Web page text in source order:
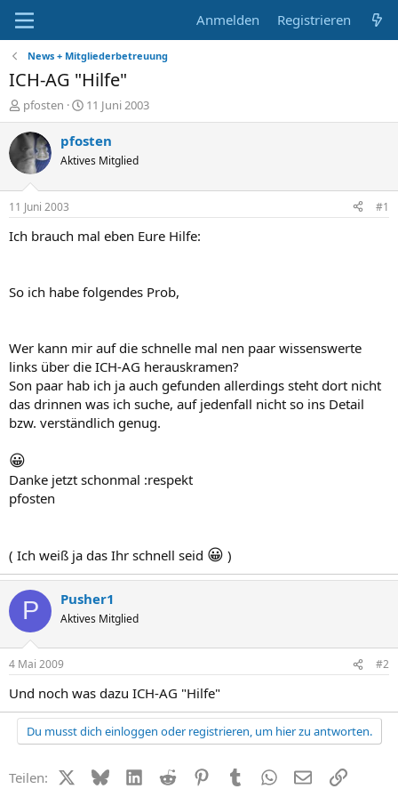
Anmelden Registrieren
News + Mitgliederbetreuung
ICH-AG "Hilfe"
E
r
s
t
e
e
r
pfosten
E
r
s
e
t
a
11 Juni 2003
pfosten
Aktives Mitglied
11 Juni 2003 #1
Ich brauch mal eben Eure Hilfe:
So ich habe folgendes Prob,
Wer kann mir auf die schnelle mal nen paar wissenswerte
links über die ICH-AG herauskramen?
Son paar hab ich ja auch gefunden allerdings steht dort nicht
das drinnen was ich suche, auf jedenfall nicht so ins Detail
bzw. verständlich genug.
😀
Danke jetzt schonmal :respekt
pfosten
( Ich weiß ja das Ihr schnell seid 😀 )
P Pusher1
Aktives Mitglied
4 Mai 2009 #2
Und noch was dazu ICH-AG "Hilfe"
Du musst dich einloggen oder registrieren, um hier zu antworten.
Teilen: X (Twitter)
BlueskyLinkedIn
Reddit PinterestTumblr WhatsApp
E-MailLink